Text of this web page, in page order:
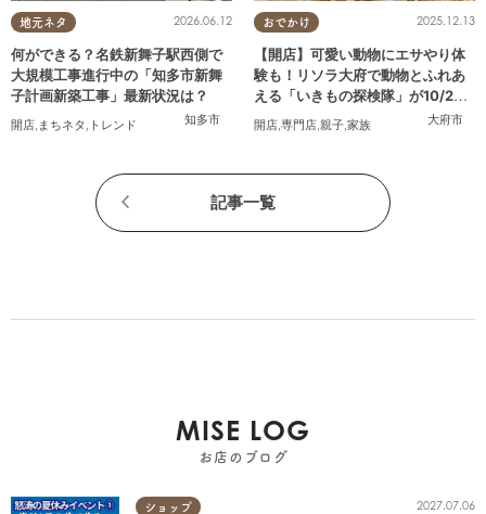
地元ネタ
知多市
2026.06.12
何ができる？名鉄新舞子駅西側で
大規模工事進行中の「知多市新舞
子計画新築工事」最新状況は？
開店, まちネタ , トレンド
おでかけ
大府市
2025.12.13
【開店】可愛い動物にエサやり体
験も！リソラ大府で動物とふれあ
える「いきもの探検隊」が10/24
(金)オープン
開店,専門店,親子,家族
記事一覧
MISE LOG
お店のブログ
ショップ 2027.07.06